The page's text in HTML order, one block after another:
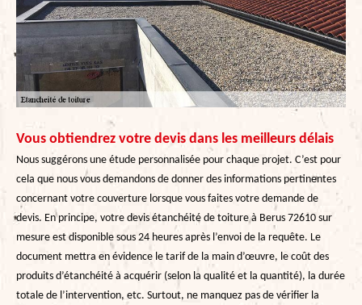
Vous obtiendrez votre devis dans les meilleurs délais
Nous suggérons une étude personnalisée pour chaque projet. C’est pour
cela que nous vous demandons de donner des informations pertinentes
concernant votre couverture lorsque vous faites votre demande de
devis. En principe, votre devis étanchéité de toiture à Berus 72610 sur
mesure est disponible sous 24 heures après l’envoi de la requête. Le
document mettra en évidence le tarif de la main d’œuvre, le coût des
produits d’étanchéité à acquérir (selon la qualité et la quantité), la durée
totale de l’intervention, etc. Surtout, ne manquez pas de vérifier la